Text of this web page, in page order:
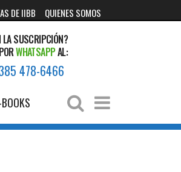
DE IIBB QUIENES SOMOS
LA SUSCRIPCIÓN?
WHATSAPPAL:
478-6466